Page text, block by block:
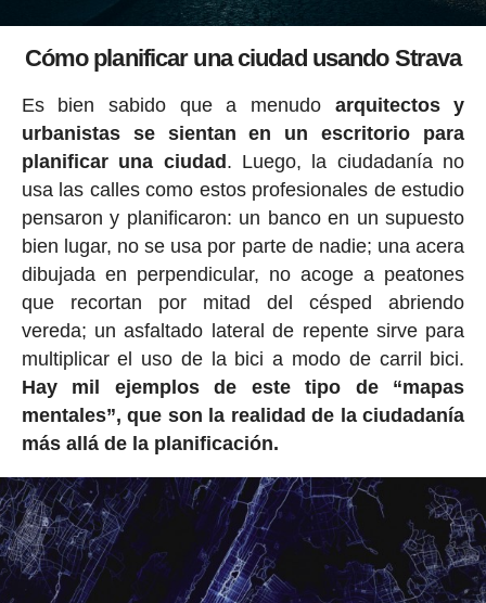
Cómo planificar una ciudad usando Strava
Es bien sabido que a menudo arquitectos y
urbanistas se sientan en un escritorio para
planificar una ciudad. Luego, la ciudadanía no
usa las calles como estos profesionales de estudio
pensaron y planificaron: un banco en un supuesto
bien lugar, no se usa por parte de nadie; una acera
dibujada en perpendicular, no acoge a peatones
que recortan por mitad del césped abriendo
vereda; un asfaltado lateral de repente sirve para
multiplicar el uso de la bici a modo de carril bici.
Hay mil ejemplos de este tipo de “mapas
mentales”, que son la realidad de la ciudadanía
más allá de la planificación.